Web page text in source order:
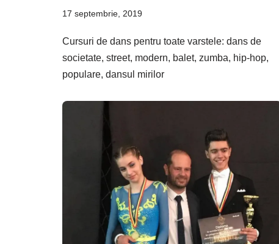
17 septembrie, 2019
Cursuri de dans pentru toate varstele: dans de
societate, street, modern, balet, zumba, hip-hop,
populare, dansul mirilor